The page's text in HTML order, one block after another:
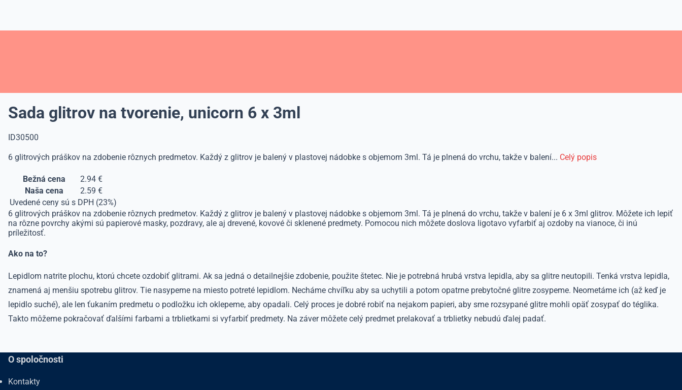
Sada glitrov na tvorenie, unicorn 6 x 3ml
ID30500
6 glitrových práškov na zdobenie rôznych predmetov. Každý z glitrov je balený v plastovej nádobke s objemom 3ml. Tá je plnená do vrchu, takže v balení... Celý popis
Bežná cena
2.94 €
Naša cena
2.59 €
Uvedené ceny sú s DPH (23%)
6 glitrových práškov na zdobenie rôznych predmetov. Každý z glitrov je balený v plastovej nádobke s objemom 3ml. Tá je plnená do vrchu, takže v balení je 6 x 3ml glitrov. Môžete ich lepiť
na rôzne povrchy akými sú papierové masky, pozdravy, ale aj drevené, kovové či sklenené predmety. Pomocou nich môžete doslova ligotavo vyfarbiť aj ozdoby na vianoce, či inú
príležitosť.
Ako na to?
Lepidlom natrite plochu, ktorú chcete ozdobiť glitrami. Ak sa jedná o detailnejšie zdobenie, použite štetec. Nie je potrebná hrubá vrstva lepidla, aby sa glitre neutopili. Tenká vrstva lepidla,
znamená aj menšiu spotrebu glitrov. Tie nasypeme na miesto potreté lepidlom. Necháme chvíľku aby sa uchytili a potom opatrne prebytočné glitre zosypeme. Neometáme ich (až keď je
lepidlo suché), ale len ťukaním predmetu o podložku ich oklepeme, aby opadali. Celý proces je dobré robiť na nejakom papieri, aby sme rozsypané glitre mohli opäť zosypať do téglika.
Takto môžeme pokračovať ďalšími farbami a trblietkami si vyfarbiť predmety. Na záver môžete celý predmet prelakovať a trblietky nebudú ďalej padať.
O spoločnosti
Kontakty